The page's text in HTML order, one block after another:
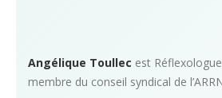
Angélique Toullec est
membre du conseil syndical de